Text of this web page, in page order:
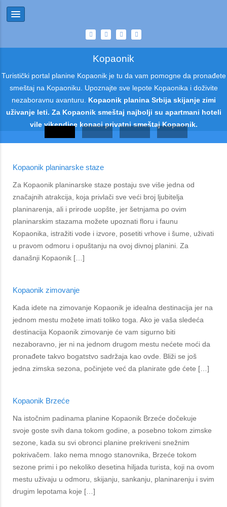
Kopaonik
Turistički portal planine Kopaonik je tu da vam pomogne da pronađete
smeštaj na Kopaoniku. Upoznajte sve lepote Kopaonika i doživite
nezaboravnu avanturu. Kopaonik planina Srbija skijanje zimi
uživanje leti. Za Kopaonik smeštaj najbolji su apartmani hoteli
vile vikendice konaci privatni smeštaj Kopaonik.
Kopaonik planinarske staze
Za Kopaonik planinarske staze postaju sve više jedna od
značajnih atrakcija, koja privlači sve veći broj ljubitelja
planinarenja, ali i prirode uopšte, jer šetnjama po ovim
planinarskim stazama možete upoznati floru i faunu
Kopaonika, istražiti vode i izvore, posetiti vrhove i šume, uživati
u pravom odmoru i opuštanju na ovoj divnoj planini. Za
današnji Kopaonik […]
Kopaonik zimovanje
Kada idete na zimovanje Kopaonik je idealna destinacija jer na
jednom mestu možete imati toliko toga. Ako je vaša sledeća
destinacija Kopaonik zimovanje će vam sigurno biti
nezaboravno, jer ni na jednom drugom mestu nećete moći da
pronađete takvo bogatstvo sadržaja kao ovde. Bliži se još
jedna zimska sezona, počinjete već da planirate gde ćete […]
Kopaonik Brzeće
Na istočnim padinama planine Kopaonik Brzeće dočekuje
svoje goste svih dana tokom godine, a posebno tokom zimske
sezone, kada su svi obronci planine prekriveni snežnim
pokrivačem. Iako nema mnogo stanovnika, Brzeće tokom
sezone primi i po nekoliko desetina hiljada turista, koji na ovom
mestu uživaju u odmoru, skijanju, sankanju, planinarenju i svim
drugim lepotama koje […]